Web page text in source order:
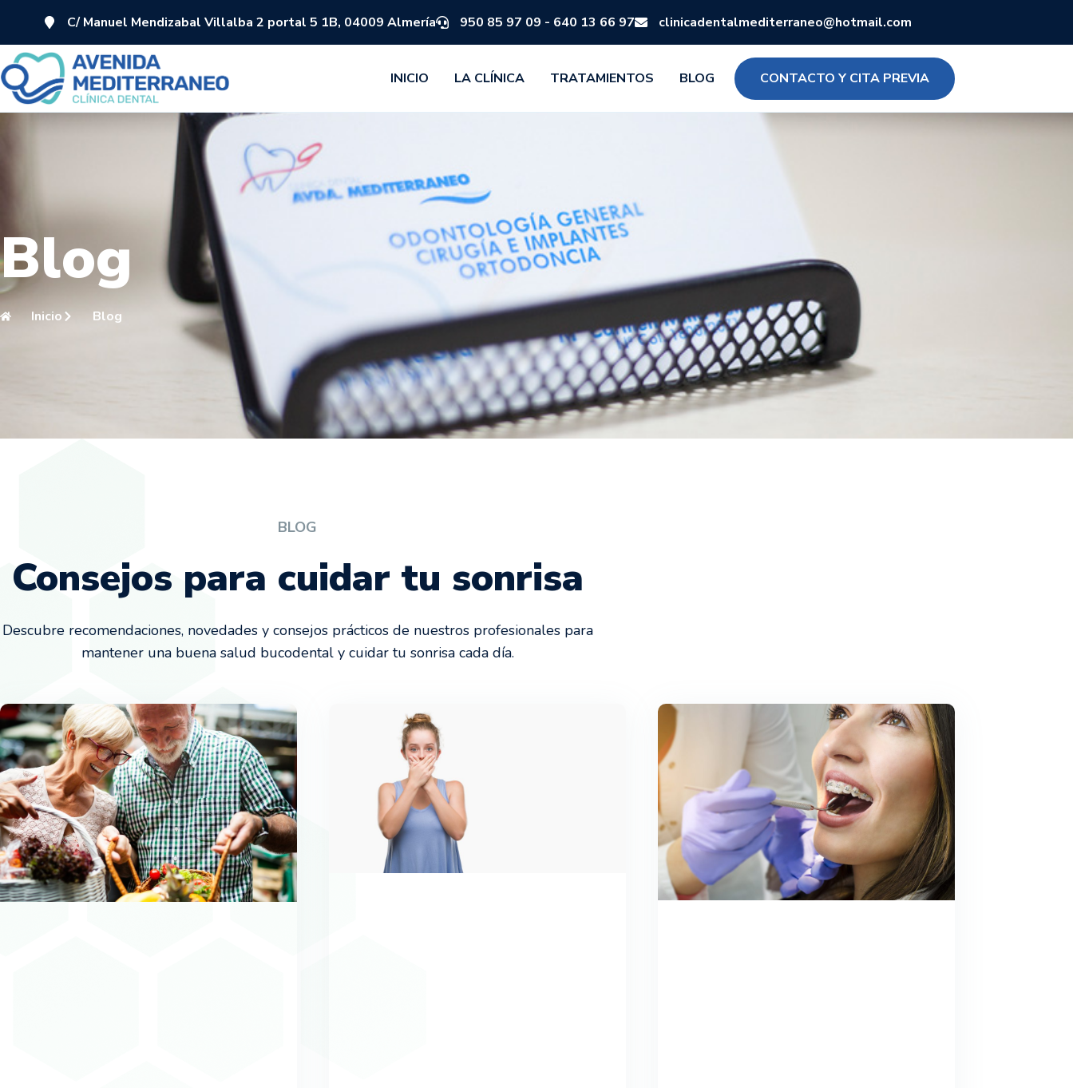
C/ Manuel Mendizabal Villalba 2 portal 5 1B, 04009 Almería 950 85 97 09 - 640 13 66 97 clinicadentalmediterraneo@hotmail.com
INICIO LA CLÍNICA TRATAMIENTOS BLOG CONTACTO Y CITA PREVIA
Blog
Inicio Blog
BLOG
Consejos para cuidar tu sonrisa
Descubre recomendaciones, novedades y consejos prácticos de nuestros profesionales para
mantener una buena salud bucodental y cuidar tu sonrisa cada día.